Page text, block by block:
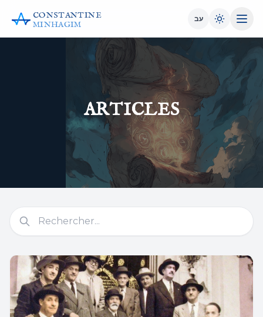
CONSTANTINE
MINHAGIM
עב
ARTICLES